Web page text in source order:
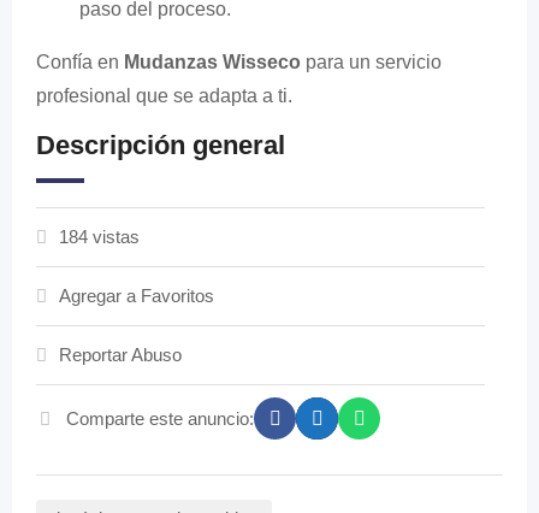
paso del proceso.
Confía en Mudanzas Wisseco para un servicio
profesional que se adapta a ti.
Descripción general
184 vistas
Agregar a Favoritos
Reportar Abuso
Comparte este anuncio: